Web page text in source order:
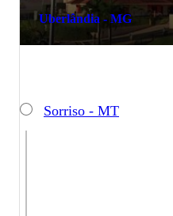
Uberlândia - MG
Sorriso - MT